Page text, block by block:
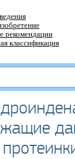
рекомендации
классификация